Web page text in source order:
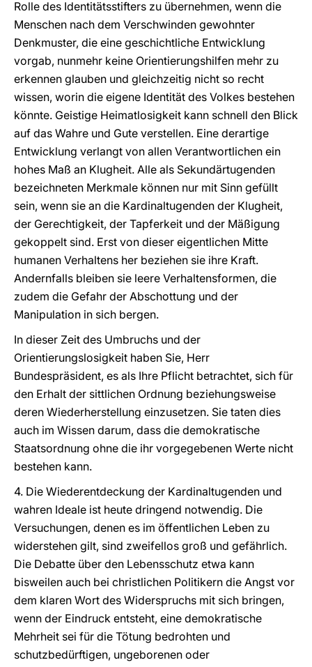
Rolle des Identitätsstifters zu übernehmen, wenn die
Menschen nach dem Verschwinden gewohnter
Denkmuster, die eine geschichtliche Entwicklung
vorgab, nunmehr keine Orientierungshilfen mehr zu
erkennen glauben und gleichzeitig nicht so recht
wissen, worin die eigene Identität des Volkes bestehen
könnte. Geistige Heimatlosigkeit kann schnell den Blick
auf das Wahre und Gute verstellen. Eine derartige
Entwicklung verlangt von allen Verantwortlichen ein
hohes Maß an Klugheit. Alle als Sekundärtugenden
bezeichneten Merkmale können nur mit Sinn gefüllt
sein, wenn sie an die Kardinaltugenden der Klugheit,
der Gerechtigkeit, der Tapferkeit und der Mäßigung
gekoppelt sind. Erst von dieser eigentlichen Mitte
humanen Verhaltens her beziehen sie ihre Kraft.
Andernfalls bleiben sie leere Verhaltensformen, die
zudem die Gefahr der Abschottung und der
Manipulation in sich bergen.
In dieser Zeit des Umbruchs und der
Orientierungslosigkeit haben Sie, Herr
Bundespräsident, es als Ihre Pflicht betrachtet, sich für
den Erhalt der sittlichen Ordnung beziehungsweise
deren Wiederherstellung einzusetzen. Sie taten dies
auch im Wissen darum, dass die demokratische
Staatsordnung ohne die ihr vorgegebenen Werte nicht
bestehen kann.
4. Die Wiederentdeckung der Kardinaltugenden und
wahren Ideale ist heute dringend notwendig. Die
Versuchungen, denen es im öffentlichen Leben zu
widerstehen gilt, sind zweifellos groß und gefährlich.
Die Debatte über den Lebensschutz etwa kann
bisweilen auch bei christlichen Politikern die Angst vor
dem klaren Wort des Widerspruchs mit sich bringen,
wenn der Eindruck entsteht, eine demokratische
Mehrheit sei für die Tötung bedrohten und
schutzbedürftigen, ungeborenen oder